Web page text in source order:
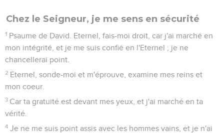
Chez le Seigneur, je me sens en sécurité
1 Psaume de David. Eternel, fais-moi droit, car j'ai marché en
mon intégrité, et je me suis confié en l'Eternel ; je ne
chancellerai point.
2 Eternel, sonde-moi et m'éprouve, examine mes reins et
mon coeur.
3 Car ta gratuité est devant mes yeux, et j'ai marché en ta
vérité.
4 Je ne me suis point assis avec les hommes vains, et je n'ai